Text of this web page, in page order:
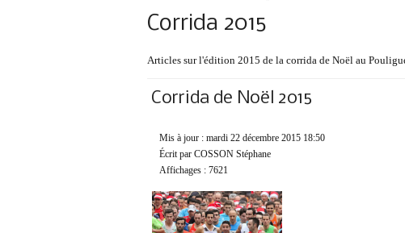
Corrida 2015
Articles sur l'édition 2015 de la corrida de Noël au
Corrida de Noël 2015
Mis à jour : mardi 22 décembre 2015 18:50
Écrit par COSSON Stéphane
Affichages : 7621